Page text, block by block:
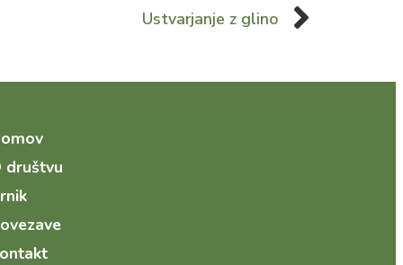
Ustvarjanje z glino
društvu